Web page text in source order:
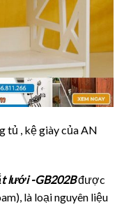
tủ , kệ giày của AN
lưới -GB202Bđược
là loại nguyên liệu